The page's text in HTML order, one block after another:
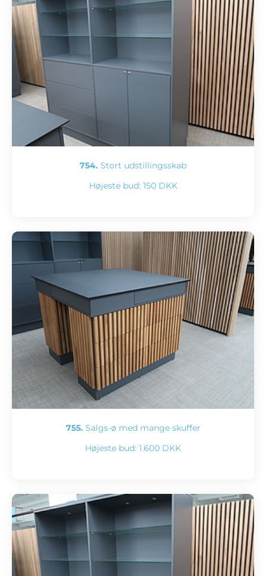
754. Stort udstillingsskab
Højeste bud: 150 DKK
755. Salgs-ø med mange skuffer
Højeste bud: 1.600 DKK